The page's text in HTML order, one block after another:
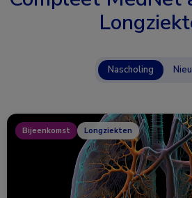
Nascholing
Bijeenkomst Longziekten